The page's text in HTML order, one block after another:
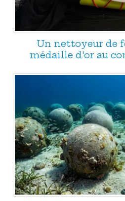
Un nettoyeur de
médaille d'or au